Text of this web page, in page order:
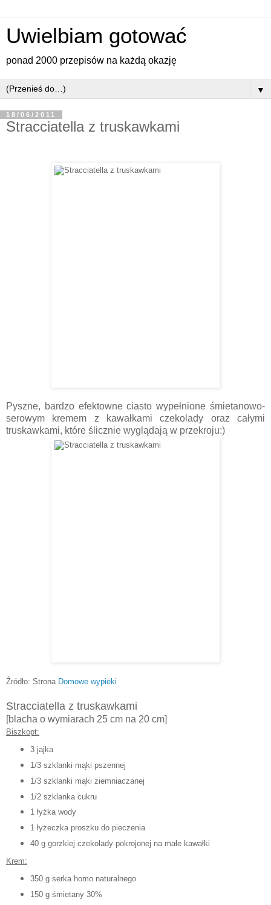
Uwielbiam gotować
ponad 2000 przepisów na każdą okazję
▼
18/06/2011
Stracciatella z truskawkami
Pyszne, bardzo efektowne ciasto wypełnione śmietanowo-
serowym kremem z kawałkami czekolady oraz całymi
truskawkami, które ślicznie wyglądają w przekroju:)
Źródło: Strona Domowe wypieki
Stracciatella z truskawkami
[blacha o wymiarach 25 cm na 20 cm]
Biszkopt:
3 jajka
1/3 szklanki mąki pszennej
1/3 szklanki mąki ziemniaczanej
1/2 szklanka cukru
1 łyżka wody
1 łyżeczka proszku do pieczenia
40 g gorzkiej czekolady pokrojonej na małe kawałki
Krem:
350 g serka homo naturalnego
150 g śmietany 30%